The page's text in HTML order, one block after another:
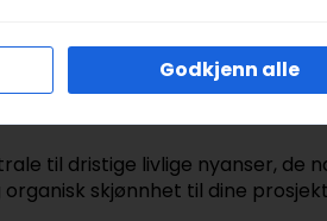
for fargeekthet, inkludert
spekter av
mens du lager
så det er ideelt for synlig
til dristige livlige nyanser,
skjønnhet til dine
Godkjenn alle